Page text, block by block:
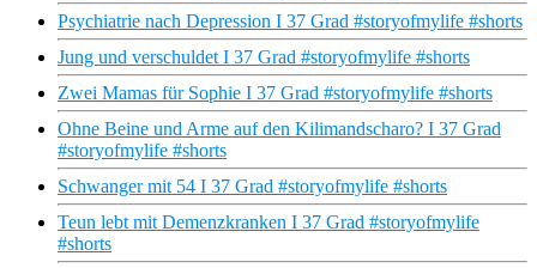
Psychiatrie nach Depression I 37 Grad #storyofmylife #shorts
Jung und verschuldet I 37 Grad #storyofmylife #shorts
Zwei Mamas für Sophie I 37 Grad #storyofmylife #shorts
Ohne Beine und Arme auf den Kilimandscharo? I 37 Grad
#storyofmylife #shorts
Schwanger mit 54 I 37 Grad #storyofmylife #shorts
Teun lebt mit Demenzkranken I 37 Grad #storyofmylife
#shorts